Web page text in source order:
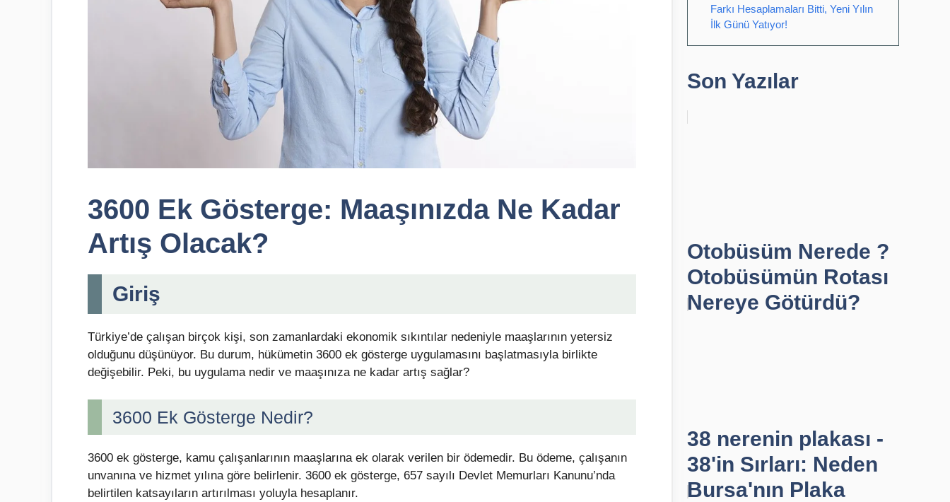
3600 Ek Gösterge: Maaşınızda Ne Kadar
Artış Olacak?
Giriş
Türkiye’de çalışan birçok kişi, son zamanlardaki ekonomik sıkıntılar nedeniyle maaşlarının yetersiz
olduğunu düşünüyor. Bu durum, hükümetin 3600 ek gösterge uygulamasını başlatmasıyla birlikte
değişebilir. Peki, bu uygulama nedir ve maaşınıza ne kadar artış sağlar?
3600 Ek Gösterge Nedir?
3600 ek gösterge, kamu çalışanlarının maaşlarına ek olarak verilen bir ödemedir. Bu ödeme, çalışanın
unvanına ve hizmet yılına göre belirlenir. 3600 ek gösterge, 657 sayılı Devlet Memurları Kanunu’nda
belirtilen katsayıların artırılması yoluyla hesaplanır.
Farkı Hesaplamaları Bitti, Yeni Yılın
İlk Günü Yatıyor!
Son Yazılar
Otobüsüm Nerede ?
Otobüsümün Rotası
Nereye Götürdü?
38 nerenin plakası -
38'in Sırları: Neden
Bursa'nın Plaka